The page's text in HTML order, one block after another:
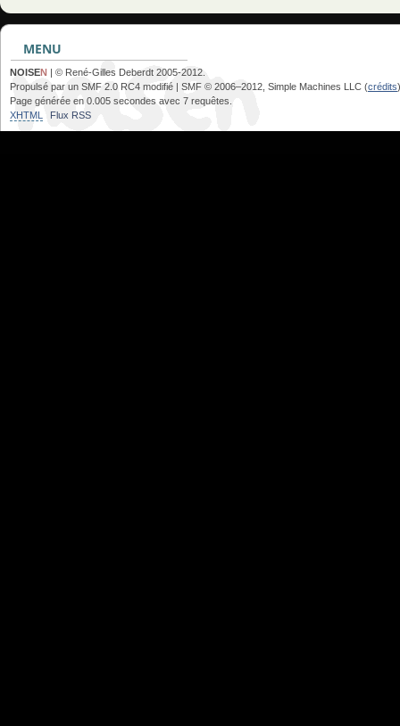
MENU
NOISEN | © René-Gilles Deberdt 2005-2012.
Propulsé par un SMF 2.0 RC4 modifié | SMF © 2006–2012, Simple Machines LLC (crédits)
Page générée en 0.005 secondes avec 7 requêtes.
XHTML
Flux RSS